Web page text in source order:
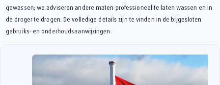
gewassen; we adviseren andere maten professioneel te laten wassen en in
de droger te drogen. De volledige details zijn te vinden in de bijgesloten
gebruiks- en onderhoudsaanwijzingen.